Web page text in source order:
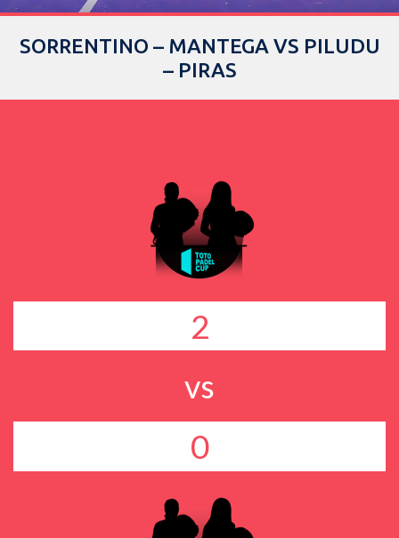
SORRENTINO – MANTEGA VS PILUDU
– PIRAS
2
vs
0